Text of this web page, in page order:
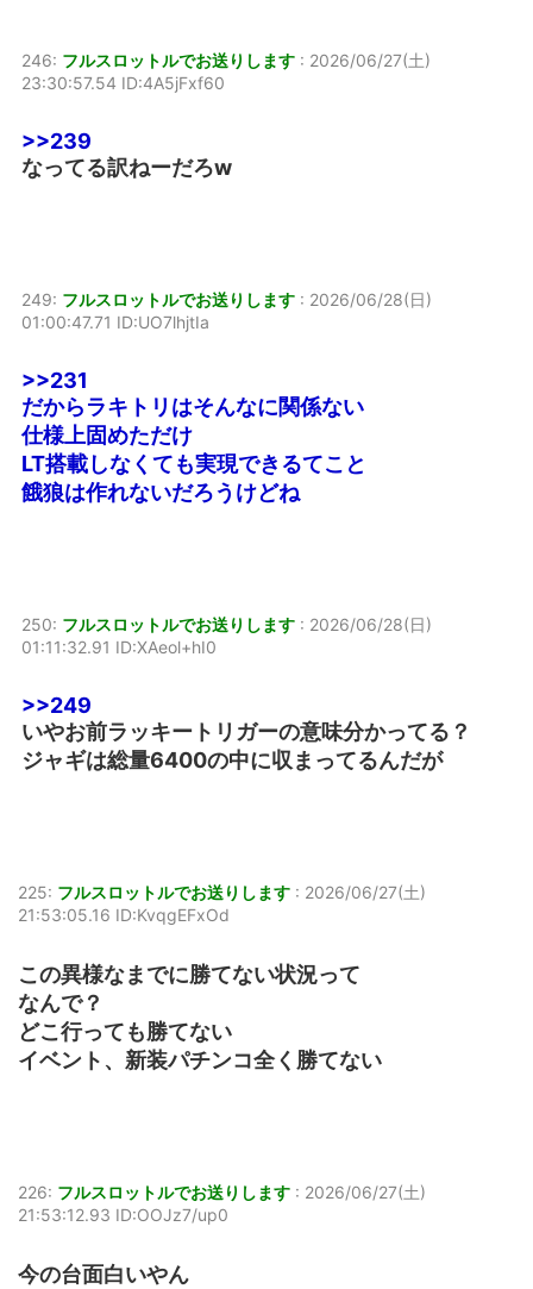
246: フルスロットルでお送りします : 2026/06/27(土)
23:30:57.54 ID:4A5jFxf60
>>239
なってる訳ねーだろw
249: フルスロットルでお送りします : 2026/06/28(日)
01:00:47.71 ID:UO7lhjtIa
>>231
だからラキトリはそんなに関係ない
仕様上固めただけ
LT搭載しなくても実現できるてこと
餓狼は作れないだろうけどね
250: フルスロットルでお送りします : 2026/06/28(日)
01:11:32.91 ID:XAeol+hI0
>>249
いやお前ラッキートリガーの意味分かってる？
ジャギは総量6400の中に収まってるんだが
225: フルスロットルでお送りします : 2026/06/27(土)
21:53:05.16 ID:KvqgEFxOd
この異様なまでに勝てない状況って
なんで？
どこ行っても勝てない
イベント、新装パチンコ全く勝てない
226: フルスロットルでお送りします : 2026/06/27(土)
21:53:12.93 ID:OOJz7/up0
今の台面白いやん